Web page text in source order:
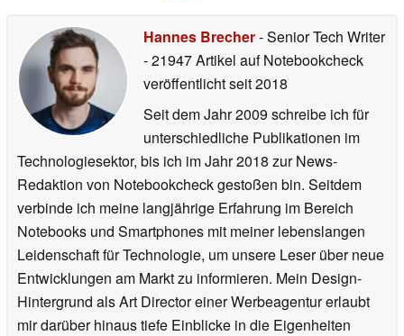
Hannes Brecher- Senior Tech Writer
- 21947 Artikel auf Notebookcheck
veröffentlichtseit 2018
Seit dem Jahr 2009 schreibe ich für
unterschiedliche Publikationen im
Technologiesektor, bis ich im Jahr 2018 zur News-
Redaktion von Notebookcheck gestoßen bin. Seitdem
verbinde ich meine langjährige Erfahrung im Bereich
Notebooks und Smartphones mit meiner lebenslangen
Leidenschaft für Technologie, um unsere Leser über neue
Entwicklungen am Markt zu informieren. Mein Design-
Hintergrund als Art Director einer Werbeagentur erlaubt
mir darüber hinaus tiefe Einblicke in die Eigenheiten